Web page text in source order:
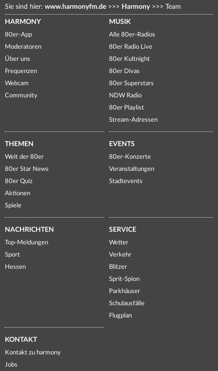
Sie sind hier: www.harmonyfm.de >>> Harmony >>> Team
HARMONY
80er-App
Moderatoren
Über uns
Frequenzen
Webcam
Community
MUSIK
Alle 80er-Radios
80er Radio Live
80er Kultnight
80er Divas
80er Superstars
NDW Radio
80er Playlist
Stream-Adressen
THEMEN
Welt der 80er
80er Star News
80er Quiz
Aktionen
Spiele
EVENTS
80er-Konzerte
Veranstaltungen
Stadtevents
NACHRICHTEN
Top-Meldungen
Sport
Hessen
SERVICE
Wetter
Verkehr
Blitzer
Sprit-Spion
Parkhäuser
Schulausfälle
Flugplan
KONTAKT
Kontakt zu harmony
Jobs